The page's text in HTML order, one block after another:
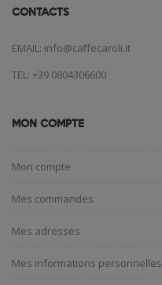
CONTACTS
EMAIL: info@caffecaroli.it
TEL: +39 0804306600
MON COMPTE
Mon compte
Mes commandes
Mes adresses
Mes informations personnelles